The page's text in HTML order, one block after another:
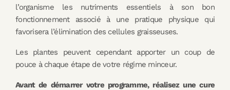
l’organisme les nutriments essentiels à son bon
fonctionnement associé à une pratique physique qui
favorisera l’élimination des cellules graisseuses.
Les plantes peuvent cependant apporter un coup de
pouce à chaque étape de votre régime minceur.
Avant de démarrer votre programme, réalisez une cure